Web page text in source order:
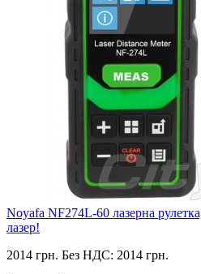
Noyafa NF274L-60 лазерна
лазер!
2014 грн. Без НДС: 2014 грн.